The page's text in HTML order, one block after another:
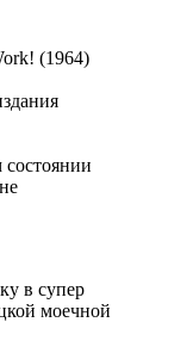
(1964)
в супер
моечной